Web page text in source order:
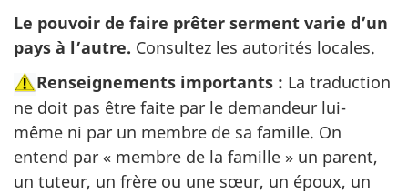
Le pouvoir de faire prêter serment varie d’un
pays à l’autre. Consultez les autorités locales.
Renseignements importants : La traduction
ne doit pas être faite par le demandeur lui-
même ni par un membre de sa famille. On
entend par « membre de la famille » un parent,
un tuteur, un frère ou une sœur, un époux, un